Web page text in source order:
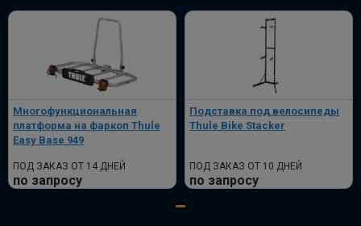
Многофункциональная
платформа на фаркоп Thule
Easy Base 949
ПОД ЗАКАЗ ОТ 14 ДНЕЙ
по запросу
Подставка под велосипеды
Thule Bike Stacker
ПОД ЗАКАЗ ОТ 10 ДНЕЙ
по запросу